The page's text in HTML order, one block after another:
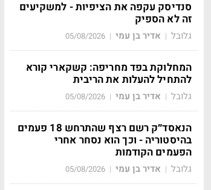
סנדיסק עקפה את הציפיות - למשקיעים
זה לא הספיק
גלובל | אדיר בן עמי |
05/08/2026
המחלוקת בפד מחריפה: קשקארי קורא
להתחיל להעלות את הריבית
גלובל | אדיר בן עמי |
05/08/2026
הנאסד״ק רשם רצף שהתרחש 18 פעמים
בהיסטוריה - וכך הוא נסחר אחרי
הפעמים הקודמות
גלובל | אדיר בן עמי |
05/08/2026